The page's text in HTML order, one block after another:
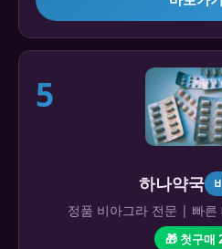
5
하나약국
정품 비아그라 전문 | 빠
🎁 첫구매